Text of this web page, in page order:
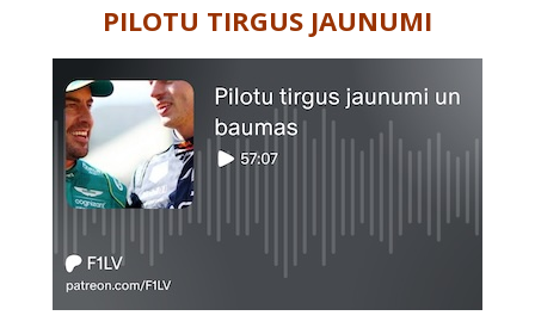
PILOTU TIRGUS JAUNUMI